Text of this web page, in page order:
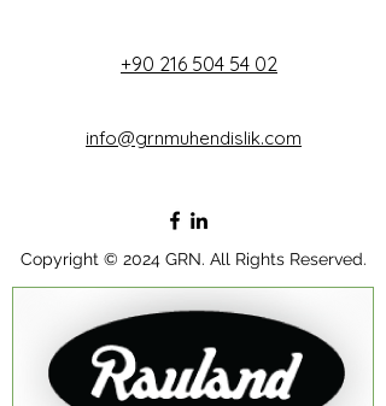
+90 216 504 54 02
info@grnmuhendislik.com
Copyright © 2024 GRN. All Rights Reserved.